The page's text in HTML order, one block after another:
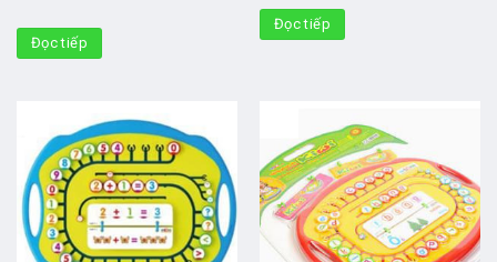
Đọc tiếp
Đọc tiếp